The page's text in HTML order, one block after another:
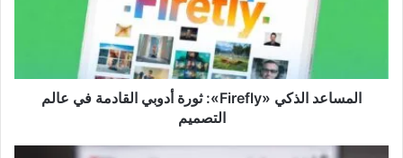
التصميم
المساعد الذكي «Firefly»: ثورة أدوبي القادمة في عالم
التصميم